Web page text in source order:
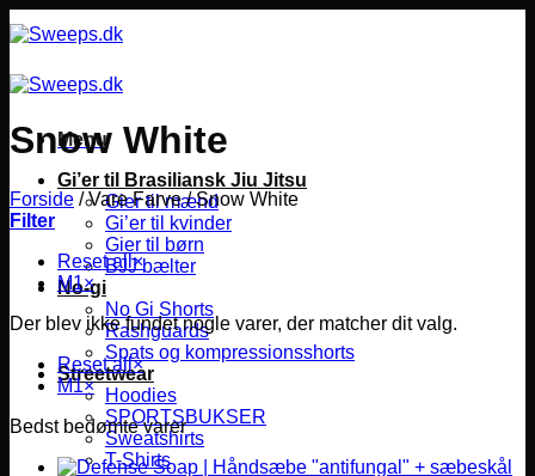
til
Menu
Gi’er til Brasiliansk Jiu Jitsu
Gier til mænd
Gi’er til kvinder
Gier til børn
BJJ bælter
No-gi
No Gi Shorts
Rashguards
Spats og kompressionsshorts
Streetwear
Hoodies
SPORTSBUKSER
Sweatshirts
T-Shirts
Snow White
Forside /Vare Farve/Snow White
Filter
Reset all×
M1×
Der blev ikke fundet nogle varer, der matcher dit valg.
Reset all×
M1×
Bedst bedømte varer